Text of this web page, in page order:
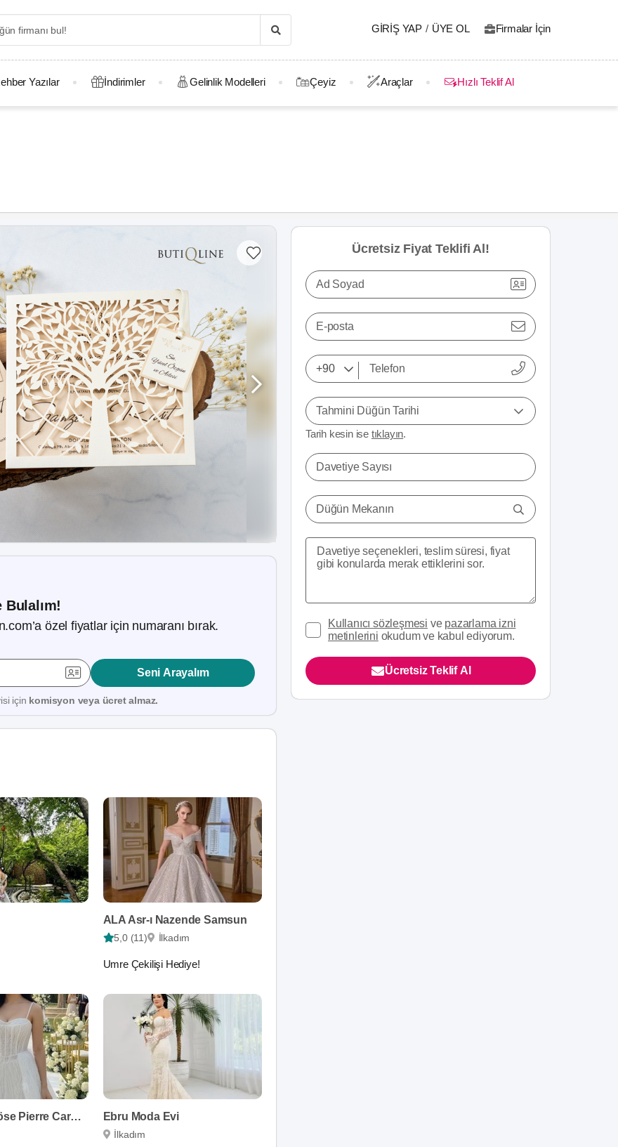
GIRIŞ YAP / ÜYE OL Firmalar İçin
Yazılar İndirimler Gelinlik Modelleri Çeyiz Araçlar Hızlı Teklif Al
Bulalım!
özel fiyatlar için numaranı bırak.
Seni Arayalım
için komisyon veya ücret almaz.
ALA Asr-ı Nazende Samsun
5,0 (11) İlkadım
Umre Çekilişi Hediye!
Seher Uzunköse Pierre Cardin Samsun Ebru Moda Evi
İlkadım
Ücretsiz Fiyat Teklifi Al!
Ad Soyad
E-posta
Tahmini Düğün Tarihi
Tarih kesin ise tıklayın.
Davetiye Sayısı
Düğün Mekanın
Kullanıcı sözleşmesi ve pazarlama izni
metinlerini okudum ve kabul ediyorum.
Ücretsiz Teklif Al